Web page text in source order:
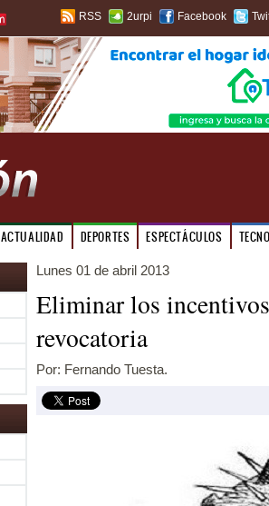
RSS 2urpi Facebook
ACTUALIDAD DEPORTES ESPECTÁCULOS
Lunes 01 de abril 2013
Eliminar los
revocatoria
Por: Fernando Tuesta.